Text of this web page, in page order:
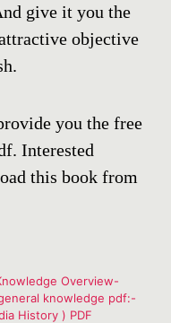
give it you the
objective
you the free
Interested
this book from
Overview-
knowledge pdf:-
History ) PDF